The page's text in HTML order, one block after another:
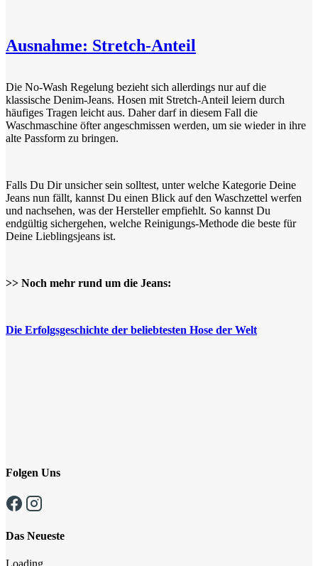
Ausnahme: Stretch-Anteil
Die No-Wash Regelung bezieht sich allerdings nur auf die
klassische Denim-Jeans. Hosen mit Stretch-Anteil leiern durch
häufiges Tragen leicht aus. Daher darf in diesem Fall die
Waschmaschine öfter angeschmissen werden, um sie wieder in ihre
alte Passform zu bringen.
Falls Du Dir unsicher sein solltest, unter welche Kategorie Deine
Jeans nun fällt, kannst Du einen Blick auf den Waschzettel werfen
und nachsehen, was der Hersteller empfiehlt. So kannst Du
endgültig sichergehen, welche Reinigungs-Methode die beste für
Deine Lieblingsjeans ist.
>> Noch mehr rund um die Jeans:
Die Erfolgsgeschichte der beliebtesten Hose der Welt
Folgen Uns
Das Neueste
Loading...